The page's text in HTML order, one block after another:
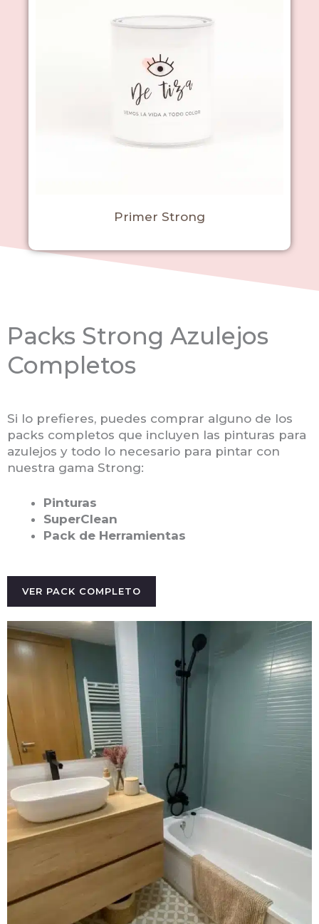
Primer Strong
Packs Strong Azulejos
Completos
Si lo prefieres, puedes comprar alguno de los
packs completos que incluyen las pinturas para
azulejos y todo lo necesario para pintar con
nuestra gama Strong:
Pinturas
SuperClean
Pack de Herramientas
VER PACK COMPLETO